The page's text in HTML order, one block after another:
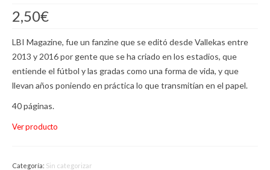
2,50€
LBI Magazine, fue un fanzine que se editó desde Vallekas entre
2013 y 2016 por gente que se ha criado en los estadios, que
entiende el fútbol y las gradas como una forma de vida, y que
llevan años poniendo en práctica lo que transmitían en el papel.
40 páginas.
Ver producto
Categoría: Sin categorizar